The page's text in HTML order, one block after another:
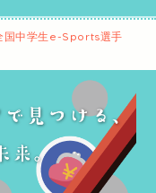
国中学生e-Sports選手